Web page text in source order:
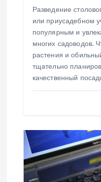
Разведение
или приусадебном
популярным и
многих садоводов.
растения и
тщательно
качественный